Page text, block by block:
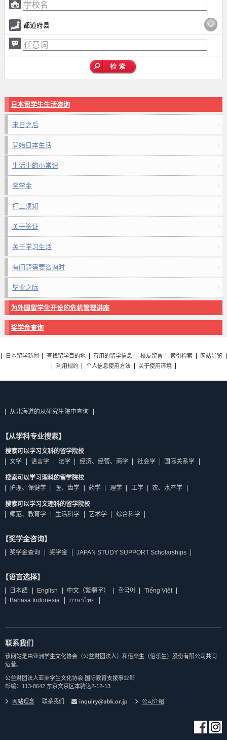
都道府县
日本留学生生活咨询
来日之后
開始日本生活
生活中的小常识
奖学金
打工须知
关于签证
关于学习生活
有问题需要咨询时
毕业之际
为外国留学生开设的危机管理讲座
奖学金查询
日本留学新闻 查找留学目的地 有用的留学信息 校友留言 索引检索
网站导览
利用规约
个人信息使用方法 关于使用环境
从北海道的从研究生院中查询
【从学科专业搜索】
搜索可以学习文科的留学院校
文学
语言学 法学 经济、经营、商学 社会学 国际关系学
搜索可以学习理科的留学院校
护理、保健学
医、齿学 药学 理学 工学 农、水产学
搜索可以学习文理科的留学院校
师范、教育学
生活科学 艺术学 综合科学
【奖学金咨询】
奖学金查询 奖学金 JAPAN STUDY SUPPORT Scholarships
【语言选择】
日本語 English 中文（繁體字） 한국어
Tiếng Việt
Bahasa Indonesia
ภาษาไทย
联系我们
该网站是由亚洲学生文化协会（公益财团法人）和倍楽生（倍乐生）股份有限公司共同
运营。
公益财团法人亚洲学生文化协会 国际教育支援事业部
邮编：113-8642 东京文京区本驹込2-12-13
网站理念 联系我们 公司介紹